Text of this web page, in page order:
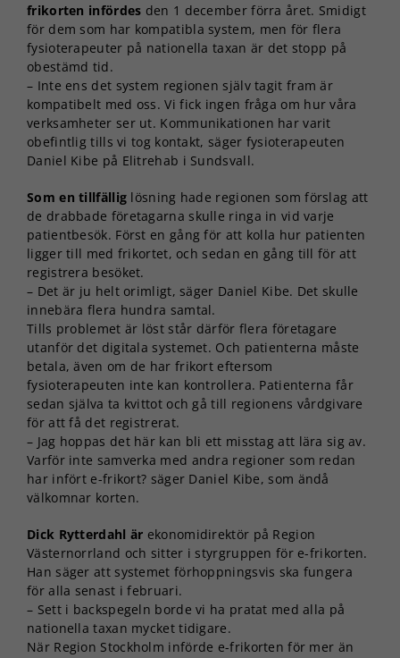
frikorten infördes den 1 december förra året. Smidigt
för dem som har kompatibla system, men för flera
fysioterapeuter på nationella taxan är det stopp på
obestämd tid.
– Inte ens det system regionen själv tagit fram är
kompatibelt med oss. Vi fick ingen fråga om hur våra
verksamheter ser ut. Kommunikationen har varit
obefintlig tills vi tog kontakt, säger fysioterapeuten
Daniel Kibe på Elitrehab i Sundsvall.
Som en tillfällig lösning hade regionen som förslag att
de drabbade företagarna skulle ringa in vid varje
patientbesök. Först en gång för att kolla hur patienten
ligger till med frikortet, och sedan en gång till för att
registrera besöket.
– Det är ju helt orimligt, säger Daniel Kibe. Det skulle
innebära flera hundra samtal.
Tills problemet är löst står därför flera företagare
utanför det digitala systemet. Och patienterna måste
betala, även om de har frikort eftersom
fysioterapeuten inte kan kontrollera. Patienterna får
sedan själva ta kvittot och gå till regionens vårdgivare
för att få det registrerat.
– Jag hoppas det här kan bli ett misstag att lära sig av.
Varför inte samverka med andra regioner som redan
har infört e-frikort? säger Daniel Kibe, som ändå
välkomnar korten.
Dick Rytterdahl är ekonomidirektör på Region
Västernorrland och sitter i styrgruppen för e-frikorten.
Han säger att systemet förhoppningsvis ska fungera
för alla senast i februari.
– Sett i backspegeln borde vi ha pratat med alla på
nationella taxan mycket tidigare.
När Region Stockholm införde e-frikorten för mer än